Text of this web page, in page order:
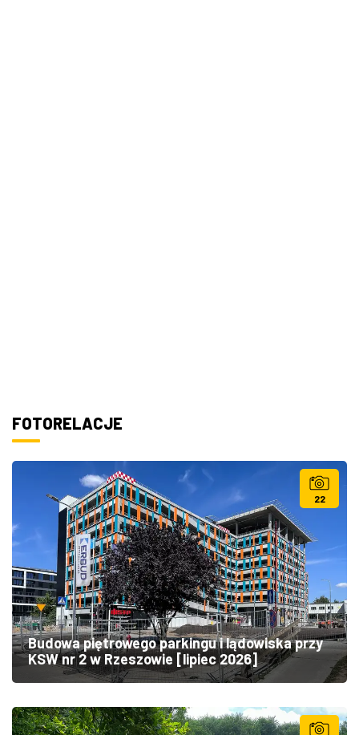
FOTORELACJE
22
Budowa piętrowego parkingu i lądowiska przy
KSW nr 2 w Rzeszowie [lipiec 2026]